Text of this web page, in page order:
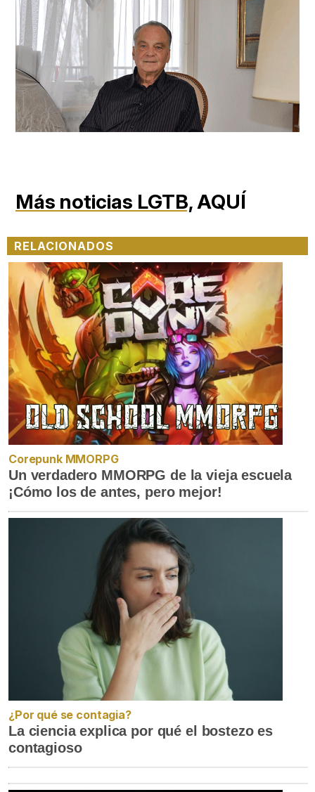
Más noticias LGTB, AQUÍ
RELACIONADOS
Corepunk MMORPG
Un verdadero MMORPG de la vieja escuela
¡Cómo los de antes, pero mejor!
¿Por qué se contagia?
La ciencia explica por qué el bostezo es
contagioso